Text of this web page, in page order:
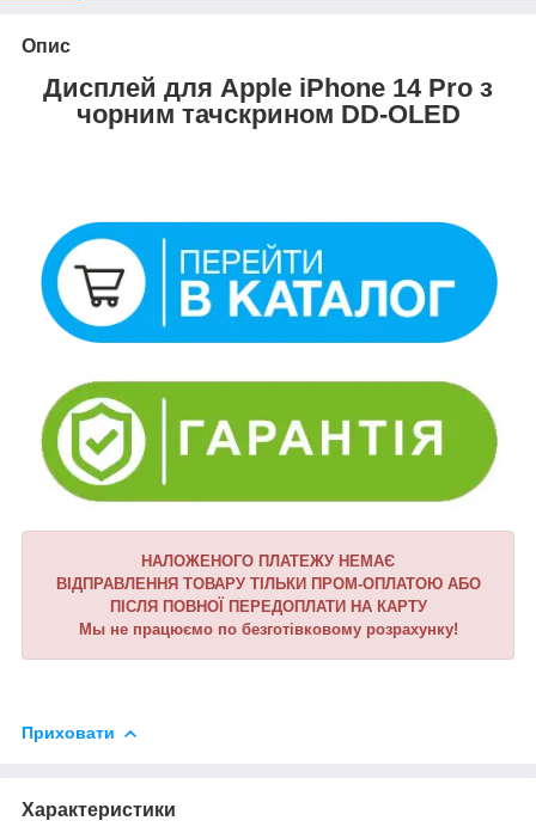
Опис
Дисплей для Apple iPhone 14 Pro з
чорним тачскрином DD-OLED
НАЛОЖЕНОГО ПЛАТЕЖУ НЕМАЄ
ВІДПРАВЛЕННЯ ТОВАРУ ТІЛЬКИ ПРОМ-ОПЛАТОЮ АБО
ПІСЛЯ ПОВНОЇ ПЕРЕДОПЛАТИ НА КАРТУ
Мы не працюємо по безготівковому розрахунку!
Приховати
Характеристики